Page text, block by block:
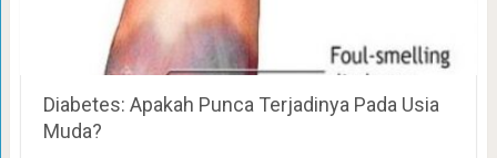
Diabetes: Apakah Punca Terjadinya Pada Usia
Muda?